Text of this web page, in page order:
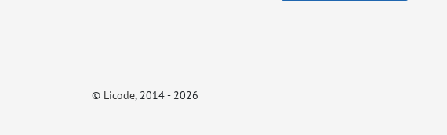
© Licode, 2014 - 2026